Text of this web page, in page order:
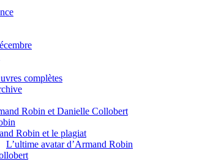
complètes
Robin et Danielle Collobert
Robin et le plagiat
L’ultime avatar d’Armand Robin